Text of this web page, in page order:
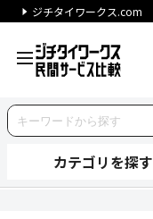
ジチタイワークス.com
カテゴリを探す